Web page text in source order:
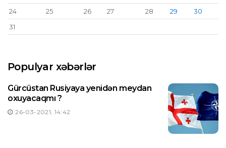
24
25 26 27 28 29
30
31
Populyar xəbərlər
Gürcüstan Rusiyaya yenidən meydan
oxuyacaqmı ?
26-03-2021, 14:42